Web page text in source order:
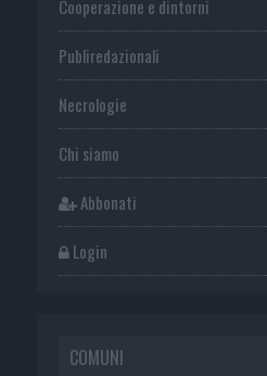
Cooperazione e dintorni
Publiredazionali
Necrologie
Chi siamo
Abbonati
Login
COMUNI